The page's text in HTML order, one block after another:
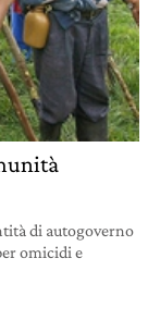
di autogoverno
omicidi e